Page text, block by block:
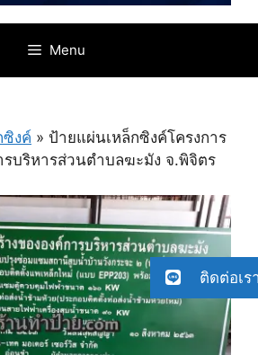
Menu
ซิงค์ » ป้ายแผ่นเหล็กซิงค์โครงการ
รบริหารส่วนตำบลฆะมัง จ.พิจิตร
ติดต่อเร